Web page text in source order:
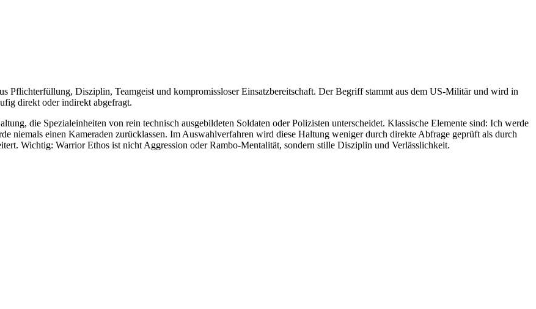
Pflichterfüllung, Disziplin, Teamgeist und kompromissloser Einsatzbereitschaft. Der Begriff stammt aus dem US-Militär und wird in
direkt oder indirekt abgefragt.
die Spezialeinheiten von rein technisch ausgebildeten Soldaten oder Polizisten unterscheidet. Klassische Elemente sind: Ich werde
niemals einen Kameraden zurücklassen. Im Auswahlverfahren wird diese Haltung weniger durch direkte Abfrage geprüft als durch
Wichtig: Warrior Ethos ist nicht Aggression oder Rambo-Mentalität, sondern stille Disziplin und Verlässlichkeit.